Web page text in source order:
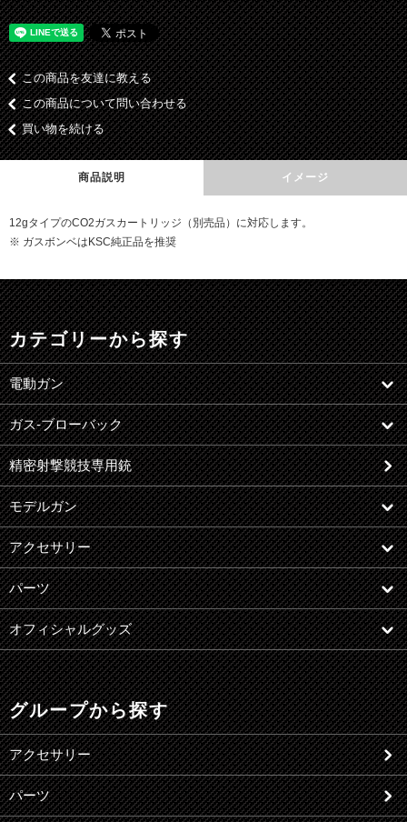
この商品を友達に教える
この商品について問い合わせる
買い物を続ける
商品説明 イメージ
12gタイプのCO2ガスカートリッジ（別売品）に対応します。
※ ガスボンベはKSC純正品を推奨
カテゴリーから探す
電動ガン
ガス-ブローバック
精密射撃競技専用銃
モデルガン
アクセサリー
パーツ
オフィシャルグッズ
グループから探す
アクセサリー
パーツ